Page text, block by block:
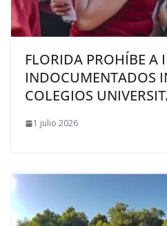
FLORIDA PROHÍBE A
INDOCUMENTADOS
COLEGIOS
1 julio 2026